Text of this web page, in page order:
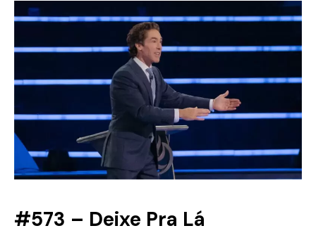
#573 – Deixe Pra Lá